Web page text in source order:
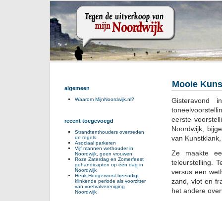
Mooie
Gisteravond
eerste
Noordwijk,
van
Ze maakte
teleurstelling.
versus een
zand, vlot en
het andere
algemeen
Waarom MijnNoordwijk.nl?
recent toegevoegd
Strandtenthouders overtreden
de regels
Asociaal parkeren
Vijf mannen wethouder in
Noordwijk, geen vrouwen
Roze Zaterdag en Zomerfeest
gehandicapten op één dag in
Noordwijk
Henk Hoogervorst beëindigt
klinkende periode als voorzitter
van voetvalvereniging
Noordwijk